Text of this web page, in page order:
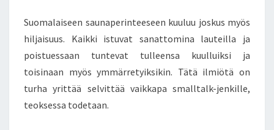
Suomalaiseen saunaperinteeseen kuuluu joskus myös
hiljaisuus. Kaikki istuvat sanattomina lauteilla ja
poistuessaan tuntevat tulleensa kuulluiksi ja
toisinaan myös ymmärretyiksikin. Tätä ilmiötä on
turha yrittää selvittää vaikkapa smalltalk-jenkille,
teoksessa todetaan.